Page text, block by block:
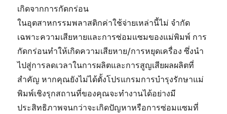
เกิดจากการกัดกร่อน
ในอุตสาหกรรมพลาสติกค่าใช้จ่ายเหล่านี้ไม่ จำกัด
เฉพาะความเสียหายและการซ่อมแซมของแม่พิมพ์ การ
กัดกร่อนทำให้เกิดความเสียหาย/การหยุดเครื่อง ซึ่งนำ
ไปสู่การลดเวลาในการผลิตและการสูญเสียผลผลิตที่
สำคัญ หากคุณยังไม่ได้ตั้งโปรแกรมการบำรุงรักษาแม่
พิมพ์เชิงรุกสถานที่ของคุณจะทำงานได้อย่างมี
ประสิทธิภาพจนกว่าจะเกิดปัญหาหรือการซ่อมแซมที่